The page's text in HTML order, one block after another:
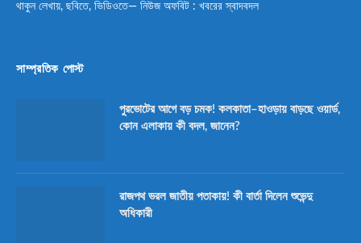
থাকুন লেখায়, ছবিতে, ভিডিওতে— নিউজ অফবিট : খবরের স্বাদবদল
সাম্প্রতিক পোস্ট
পুরভোটের আগে বড় চমক! কলকাতা–হাওড়ায় বাড়ছে ওয়ার্ড,
কোন এলাকায় কী বদল, জানেন?
রাজপথ ভরল জাতীয় পতাকায়! কী বার্তা দিলেন শুভেন্দু
অধিকারী